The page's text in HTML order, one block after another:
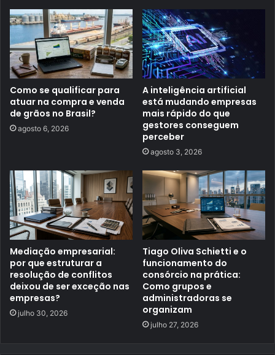
Como se qualificar para
atuar na compra e venda
de grãos no Brasil?
agosto 6, 2026
A inteligência artificial
está mudando empresas
mais rápido do que
gestores conseguem
perceber
agosto 3, 2026
Mediação empresarial:
por que estruturar a
resolução de conflitos
deixou de ser exceção nas
empresas?
julho 30, 2026
Tiago Oliva Schietti e o
funcionamento do
consórcio na prática:
Como grupos e
administradoras se
organizam
julho 27, 2026